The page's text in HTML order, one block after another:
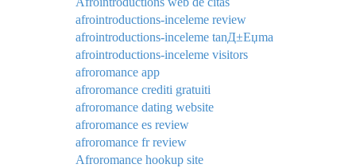
afrointroductions-inceleme review
afrointroductions-inceleme tanД±Еџma
afrointroductions-inceleme visitors
afroromance app
afroromance crediti gratuiti
afroromance dating website
afroromance es review
afroromance fr review
Afroromance hookup site